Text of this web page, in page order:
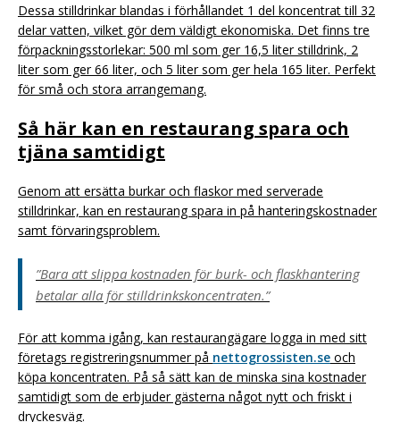
Dessa stilldrinkar blandas i förhållandet 1 del koncentrat till 32
delar vatten, vilket gör dem väldigt ekonomiska. Det finns tre
förpackningsstorlekar: 500 ml som ger 16,5 liter stilldrink, 2
liter som ger 66 liter, och 5 liter som ger hela 165 liter. Perfekt
för små och stora arrangemang.
Så här kan en restaurang spara och
tjäna samtidigt
Genom att ersätta burkar och flaskor med serverade
stilldrinkar, kan en restaurang spara in på hanteringskostnader
samt förvaringsproblem.
”Bara att slippa kostnaden för burk- och flaskhantering
betalar alla för stilldrinkskoncentraten.”
För att komma igång, kan restaurangägare logga in med sitt
företags registreringsnummer på nettogrossisten.se och
köpa koncentraten. På så sätt kan de minska sina kostnader
samtidigt som de erbjuder gästerna något nytt och friskt i
dryckesväg.